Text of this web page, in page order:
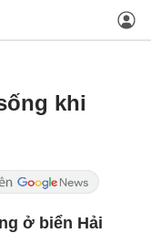
khi
ở biển Hải